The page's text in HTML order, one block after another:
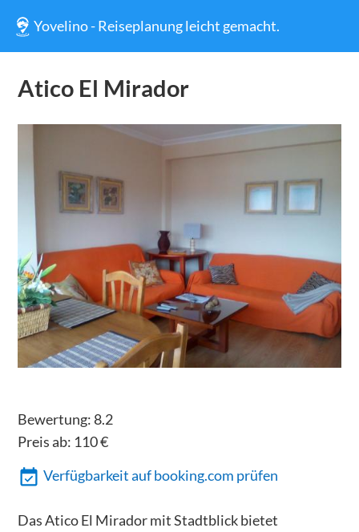
Yovelino - Reiseplanung leicht gemacht.
Atico El Mirador
Bewertung: 8.2
Preis ab: 110€
Verfügbarkeit auf booking.com prüfen
Das Atico El Mirador mit Stadtblick bietet